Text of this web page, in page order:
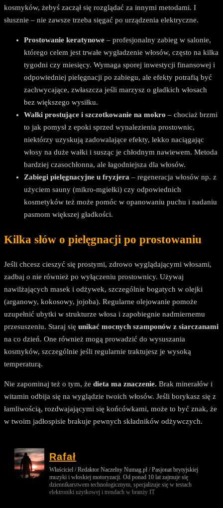
kosmyków, żebyś zaczął się rozglądać za innymi metodami. I
słusznie – nie zawsze trzeba sięgać po urządzenia elektryczne.
Prostowanie keratynowe – profesjonalny zabieg w salonie,
którego celem jest trwałe wygładzenie włosów, często na kilka
tygodni czy miesięcy. Wymaga sporej inwestycji finansowej i
odpowiedniej pielęgnacji po zabiegu, ale efekty potrafią być
zachwycające, zwłaszcza jeśli marzysz o gładkich włosach
bez większego wysiłku.
Wałki prostujące i szczotkowanie na mokro – chociaż brzmi
to jak pomysł z epoki sprzed wynalezienia prostownic,
niektórzy uzyskują zadowalające efekty, lekko naciągając
włosy na duże wałki i susząc je chłodnym nawiewem. Metoda
bardziej czasochłonna, ale łagodniejsza dla włosów.
Zabiegi pielęgnacyjne u fryzjera – regeneracja włosów np. z
użyciem sauny (mikro-mgiełki) czy odpowiednich
kosmetyków też może pomóc w opanowaniu puchu i nadaniu
pasmom większej gładkości.
Kilka słów o pielęgnacji po prostowaniu
Jeśli chcesz cieszyć się prostymi, zdrowo wyglądającymi włosami,
zadbaj o nie również po wyłączeniu prostownicy. Używaj
nawilżających masek i odżywek, szczególnie bogatych w olejki
(arganowy, kokosowy, jojoba). Regularne olejowanie pomoże
uzupełnić ubytki w strukturze włosa i zapobiegnie nadmiernemu
przesuszeniu. Staraj się unikać mocnych szamponów z siarczanami
na co dzień. One również mogą prowadzić do wysuszania
kosmyków, szczególnie jeśli regularnie traktujesz je wysoką
temperaturą.
Nie zapominaj też o tym, że dieta ma znaczenie. Brak minerałów i
witamin odbija się na wyglądzie twoich włosów. Jeśli borykasz się z
łamliwością, rozdwajającymi się końcówkami, może to być znak, że
w twoim jadłospisie brakuje pewnych składników odżywczych.
Rafał
Właściciel / Redaktor Naczelny Numag.pl / Pasjonat brytyjskiej
muzyki i włoskiej motoryzacji. Od ponad 10 lat zajmuje się
dziennikarstwem technologicznym, specjalizuje się w testach
elektroniki użytkowej i trendach w branży IT